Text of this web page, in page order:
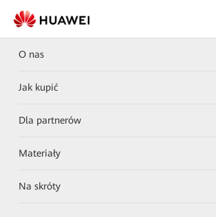
O nas
Jak kupić
Dla partnerów
Materiały
Na skróty